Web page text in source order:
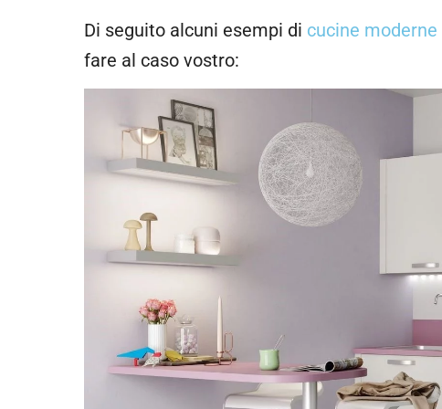
Di seguito alcuni esempi di cucine moderne
fare al caso vostro: